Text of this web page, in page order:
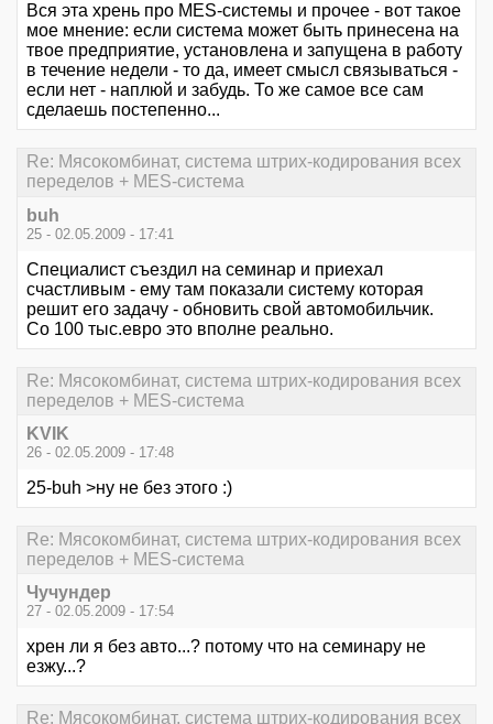
Вся эта хрень про MES-системы и прочее - вот такое
мое мнение: если система может быть принесена на
твое предприятие, установлена и запущена в работу
в течение недели - то да, имеет смысл связываться -
если нет - наплюй и забудь. То же самое все сам
сделаешь постепенно...
Re: Мясокомбинат, система штрих-кодирования всех
переделов + MES-система
buh
25 - 02.05.2009 - 17:41
Специалист съездил на семинар и приехал
счастливым - ему там показали систему которая
решит его задачу - обновить свой автомобильчик.
Со 100 тыс.евро это вполне реально.
Re: Мясокомбинат, система штрих-кодирования всех
переделов + MES-система
KVIK
26 - 02.05.2009 - 17:48
25-buh >ну не без этого :)
Re: Мясокомбинат, система штрих-кодирования всех
переделов + MES-система
Чучундер
27 - 02.05.2009 - 17:54
хрен ли я без авто...? потому что на семинару не
езжу...?
Re: Мясокомбинат, система штрих-кодирования всех